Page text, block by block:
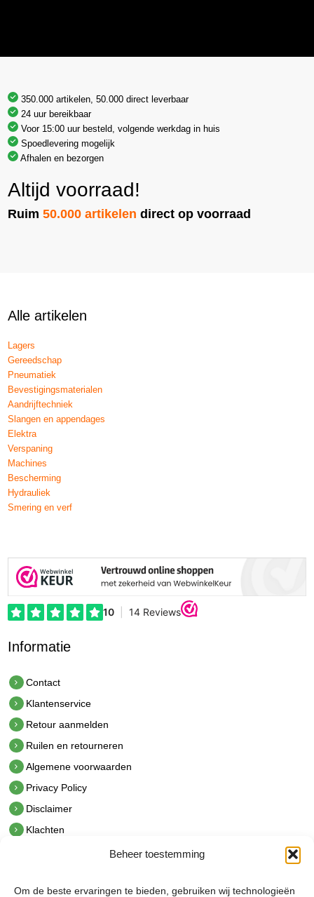
Beheer toestemming
Om de beste ervaringen te bieden, gebruiken wij technologieën
350.000 artikelen, 50.000 direct leverbaar
24 uur bereikbaar
Voor 15:00 uur besteld, volgende werkdag in huis
Spoedlevering mogelijk
Afhalen en bezorgen
Altijd voorraad!
Ruim50.000 artikelen direct op voorraad
Alle artikelen
Lagers
Gereedschap
Pneumatiek
Bevestigingsmaterialen
Aandrijftechniek
Slangen en appendages
Elektra
Verspaning
Machines
Bescherming
Hydrauliek
Smering en verf
Informatie
Contact
Klantenservice
Retour aanmelden
Ruilen en retourneren
Algemene voorwaarden
Privacy Policy
Disclaimer
Klachten
hetindustriehuis B.V.